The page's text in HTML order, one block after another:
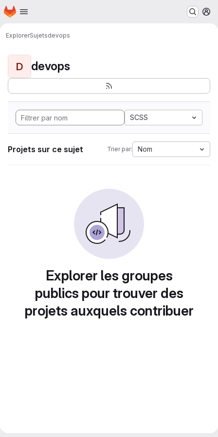
Passer au contenu principal
Page d'accueil
ExplorerSujetsdevops
D devops
SCSS
Projets sur ce sujet Trier par: Nom
Explorer les groupes
publics pour trouver des
projets auxquels contribuer